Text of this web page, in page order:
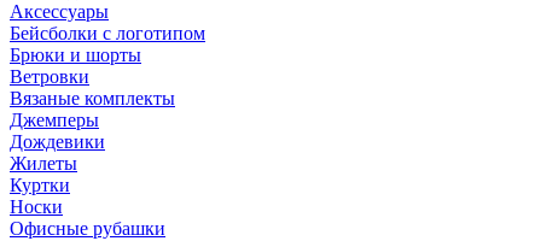
Аксессуары
Бейсболки с логотипом
Брюки и шорты
Ветровки
Вязаные комплекты
Джемперы
Дождевики
Жилеты
Куртки
Носки
Офисные рубашки